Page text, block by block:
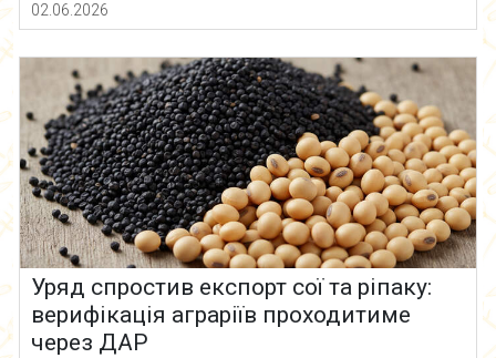
02.06.2026
Уряд спростив експорт сої та ріпаку:
верифікація аграріїв проходитиме
через ДАР